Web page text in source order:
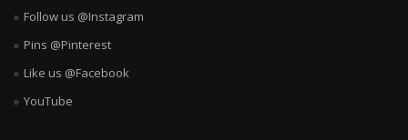
Follow us @Instagram
Pins @Pinterest
Like us @Facebook
YouTube